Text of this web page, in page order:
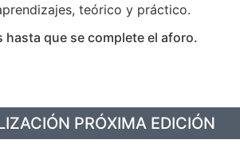
teórico y práctico.
que se complete el aforo.
PRÓXIMA EDICIÓN